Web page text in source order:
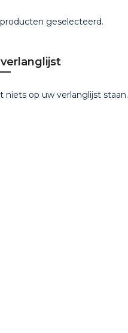
geselecteerd.
niets op uw verlanglijst staan.